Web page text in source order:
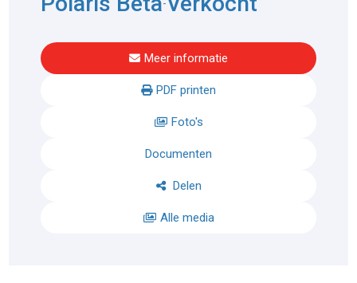
-
Meer informatie
PDF printen
Foto's
Documenten
Delen
Alle media